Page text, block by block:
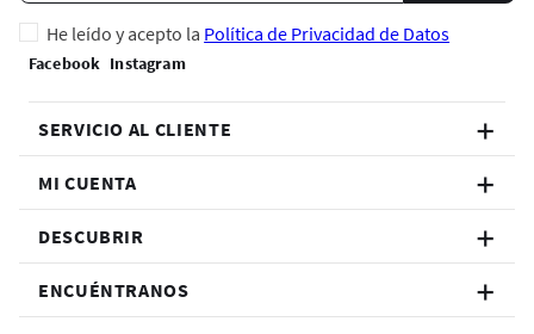
He leído y acepto la Política de Privacidad de Datos
SERVICIO AL CLIENTE
MI CUENTA
DESCUBRIR
ENCUÉNTRANOS